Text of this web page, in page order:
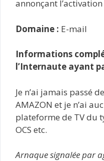
annonçant
Domaine : E-mail
Informations
l’Internaute ayant
Je n’ai jamais passé
AMAZON et je n’ai
plateforme de TV du
OCS etc.
Arnaque signalée par